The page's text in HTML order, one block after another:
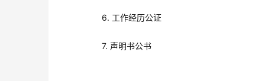
6. 工作经历公证
7. 声明书公书